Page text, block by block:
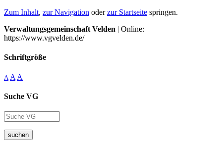
Zum Inhalt, zur Navigation oderzur Startseite springen.
Verwaltungsgemeinschaft Velden | Online:
https://www.vgvelden.de/
Schriftgröße
A A A
Suche VG
suchen